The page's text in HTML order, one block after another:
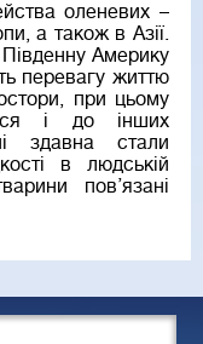
оленевих –
а також в Азії.
Південну Америку
перевагу життю
при цьому
і до інших
здавна стали
в людській
пов’язані